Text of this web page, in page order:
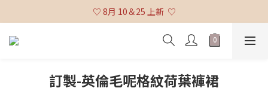
♡ 全館消費滿 $3,000 免運 (不含貨到付款及海外配送) ♡
♡ 8月 10＆25 上新  ♡
♡ 全館消費滿 $3,000 免運 (不含貨到付款及海外配送) ♡
訂製-英倫毛呢格紋荷葉褲裙